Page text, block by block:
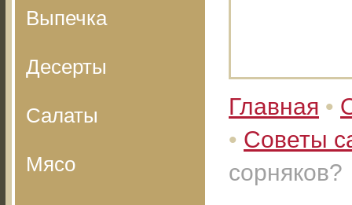
Выпечка
Десерты
Салаты
Мясо
Главная •
• Советы
сорняков?